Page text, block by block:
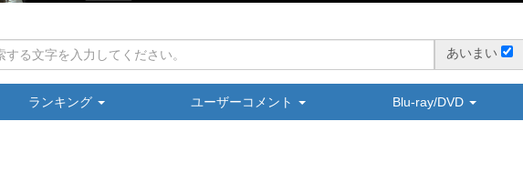
あいまい
ランキング ユーザーコメント Blu-ray/DVD